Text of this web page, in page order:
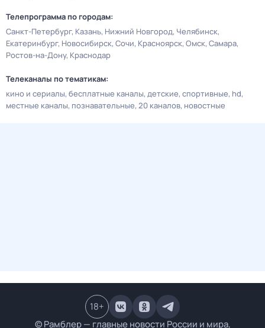
Телепрограмма по городам:
Санкт-Петербург Казань Нижний Новгород Челябинск
Екатеринбург Новосибирск Сочи Красноярск Омск Самара
Ростов-на-Дону Краснодар
Телеканалы по тематикам:
кино и сериалы бесплатные каналы детские спортивные hd
местные каналы познавательные 20 каналов новостные
© Рамблер — главные новости России и мира,
18+